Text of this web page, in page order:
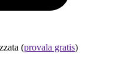
(provala gratis)